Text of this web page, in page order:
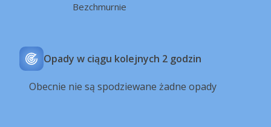
Bezchmurnie
Opady w ciągu kolejnych 2 godzin
Obecnie nie są spodziewane żadne opady